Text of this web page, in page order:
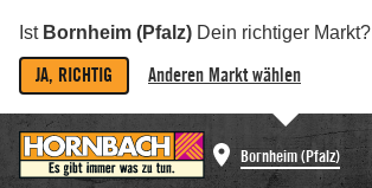
Ist Bornheim (Pfalz) Dein richtiger Markt?
JA, RICHTIG Anderen Markt wählen
Bornheim (Pfalz)